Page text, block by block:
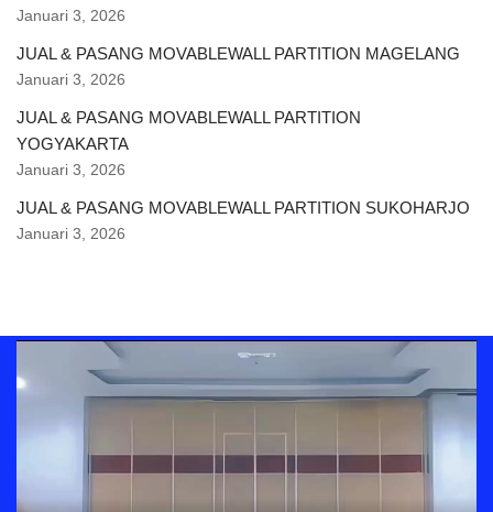
Januari 3, 2026
JUAL & PASANG MOVABLEWALL PARTITION MAGELANG
Januari 3, 2026
JUAL & PASANG MOVABLEWALL PARTITION
YOGYAKARTA
Januari 3, 2026
JUAL & PASANG MOVABLEWALL PARTITION SUKOHARJO
Januari 3, 2026